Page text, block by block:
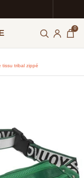
0
tissu tribal zippé